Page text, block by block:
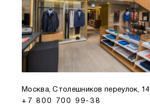
Москва, Столешников переулок, 14
+7 800 700 99-38